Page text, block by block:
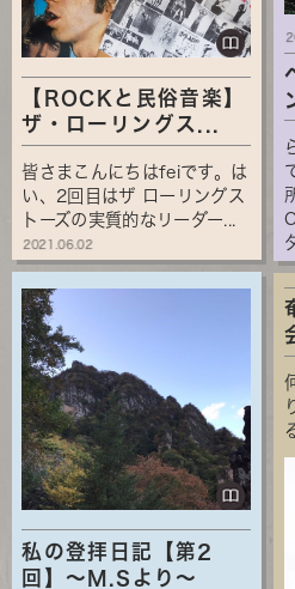
【ROCKと民俗音楽】
ザ・ローリングス...
皆さまこんにちはfeiです。は
い、2回目はザ ローリングス
トーズの実質的なリーダー...
2021.06.02
私の登拝日記【第2
回】～M.Sより～